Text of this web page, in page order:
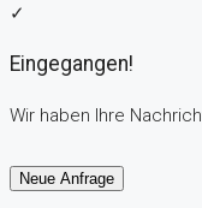
✓
Eingegangen!
Wir haben Ihre
Neue Anfrage